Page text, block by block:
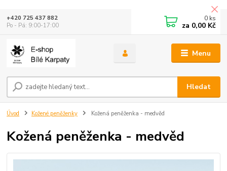
Menu
Hledat
+420 725 437 882
Po - Pá: 9:00-17:00
0 ks
za 0,00 Kč
Úvod Kožené peněženky Kožená peněženka - medvěd
Kožená peněženka - medvěd